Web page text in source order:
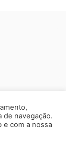
de navegação.
e com a nossa